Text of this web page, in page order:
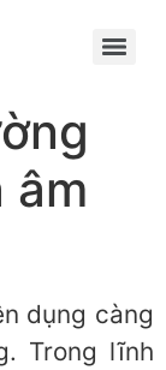
âm
dụng càng
Trong lĩnh